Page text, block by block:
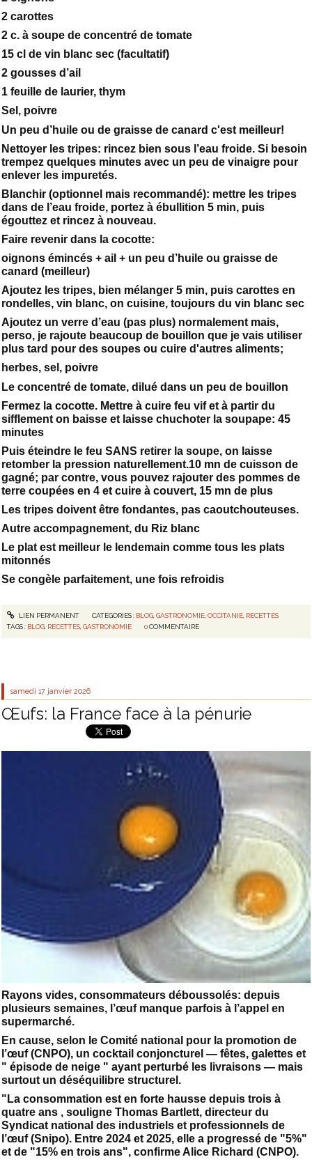
2 carottes
2 c. à soupe de concentré de tomate
15 cl de vin blanc sec (facultatif)
2 gousses d’ail
1 feuille de laurier, thym
Sel, poivre
Un peu d’huile ou de graisse de canard c'est meilleur!
Nettoyer les tripes: rincez bien sous l’eau froide. Si besoin
trempez quelques minutes avec un peu de vinaigre pour
enlever les impuretés.
Blanchir (optionnel mais recommandé): mettre les tripes
dans de l’eau froide, portez à ébullition 5 min, puis
égouttez et rincez à nouveau.
Faire revenir dans la cocotte:
oignons émincés + ail + un peu d’huile ou graisse de
canard (meilleur)
Ajoutez les tripes, bien mélanger 5 min, puis carottes en
rondelles, vin blanc, on cuisine, toujours du vin blanc sec
Ajoutez un verre d’eau (pas plus) normalement mais,
perso, je rajoute beaucoup de bouillon que je vais utiliser
plus tard pour des soupes ou cuire d'autres aliments;
herbes, sel, poivre
Le concentré de tomate, dilué dans un peu de bouillon
Fermez la cocotte. Mettre à cuire feu vif et à partir du
sifflement on baisse et laisse chuchoter la soupape: 45
minutes
Puis éteindre le feu SANS retirer la soupe, on laisse
retomber la pression naturellement.10 mn de cuisson de
gagné; par contre, vous pouvez rajouter des pommes de
terre coupées en 4 et cuire à couvert, 15 mn de plus
Les tripes doivent être fondantes, pas caoutchouteuses.
Autre accompagnement, du Riz blanc
Le plat est meilleur le lendemain comme tous les plats
mitonnés
Se congèle parfaitement, une fois refroidis
LIEN PERMANENT CATÉGORIES : BLOG, GASTRONOMIE, OCCITANIE, RECETTES
TAGS : BLOG RECETTES ,GASTRONOMIE 0 COMMENTAIRE
samedi 17 janvier 2026
Œufs: la France face à la pénurie
Rayons vides, consommateurs déboussolés: depuis
plusieurs semaines, l’œuf manque parfois à l’appel en
supermarché.
En cause, selon le Comité national pour la promotion de
l’œuf (CNPO), un cocktail conjoncturel — fêtes, galettes et
" épisode de neige " ayant perturbé les livraisons — mais
surtout un déséquilibre structurel.
"La consommation est en forte hausse depuis trois à
quatre ans , souligne Thomas Bartlett, directeur du
Syndicat national des industriels et professionnels de
l’œuf (Snipo). Entre 2024 et 2025, elle a progressé de "5%"
et de "15% en trois ans", confirme Alice Richard (CNPO).